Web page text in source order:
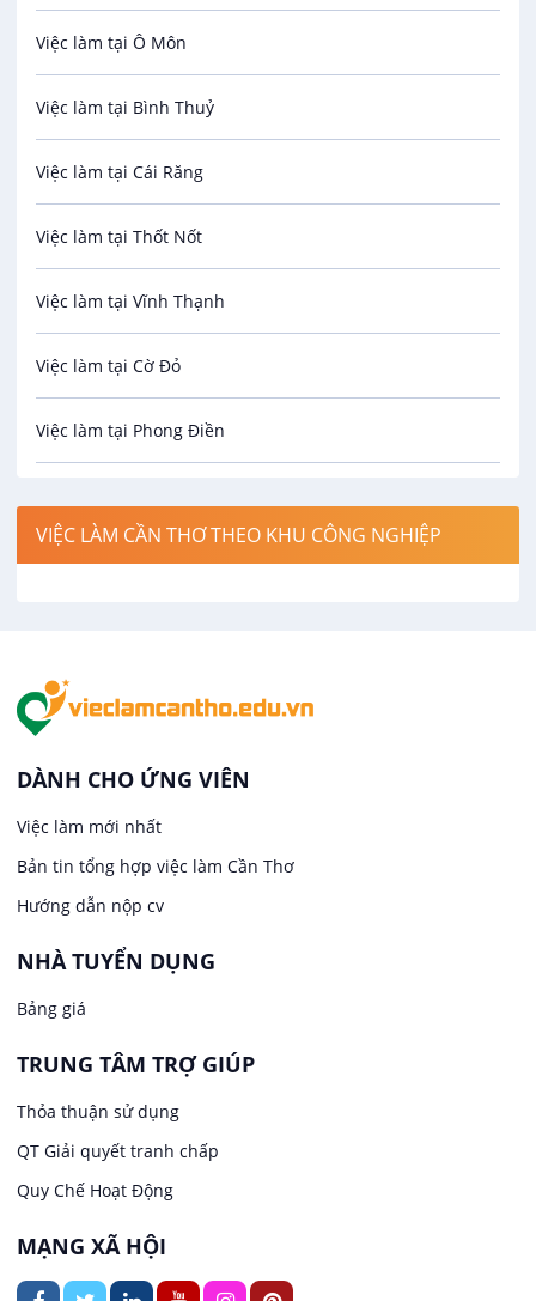
An toàn lao động
Bảo hiểm
Biên phiên dịch
Bưu chính viễn thông
Cơ khí
Công nghệ sinh học
Công nghệ thực phẩm
Điện / Điện tử / Điện lạnh
Hàng hải / Hàng không
In ấn / Xuất bản
Kế toán
Lái xe
Lao Động Phổ Thông
Lễ tân
May mặc
Ngân hàng
Nhà hàng / Khách sạn
Việc làm tại Ô Môn
Việc làm tại Bình Thuỷ
Việc làm tại Cái Răng
Việc làm tại Thốt Nốt
Việc làm tại Vĩnh Thạnh
Việc làm tại Cờ Đỏ
Việc làm tại Phong Điền
Việc làm tại Cái Khế
Việc làm tại An Bình
Việc làm tại Long Tuyền
Việc làm tại Hưng Phú
Việc làm tại Phước Thới
Việc làm tại Thới Long
Việc làm tại Trung Nhất
Việc làm tại Thuận Hưng
Việc làm tại Vị Thanh
VIỆC LÀM CẦN THƠ THEO KHU CÔNG NGHIỆP
DÀNH CHO ỨNG VIÊN
Việc làm mới nhất
Bản tin tổng hợp việc làm Cần Thơ
Hướng dẫn nộp cv
NHÀ TUYỂN DỤNG
Bảng giá
TRUNG TÂM TRỢ GIÚP
Thỏa thuận sử dụng
QT Giải quyết tranh chấp
Quy Chế Hoạt Động
MẠNG XÃ HỘI